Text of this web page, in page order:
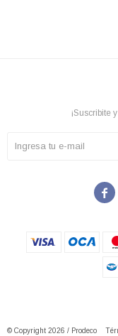
¡Suscribite

© Copyright 2026 / Prodeco